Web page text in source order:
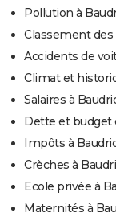
Pollution à
Classement des
Accidents de
Climat et
Salaires à
Dette et budget
Impôts à
Crèches à
Ecole privée à
Maternités à